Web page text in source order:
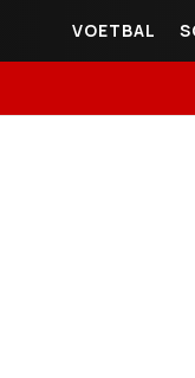
VOETBAL